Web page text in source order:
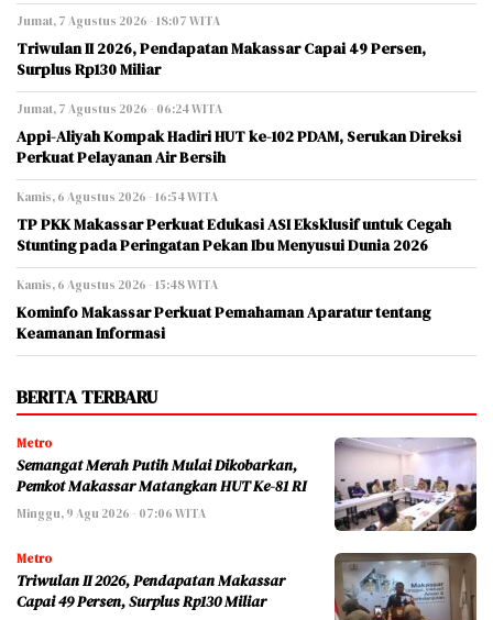
Jumat, 7 Agustus 2026 - 18:07 WITA
Triwulan II 2026, Pendapatan Makassar Capai 49 Persen,
Surplus Rp130 Miliar
Jumat, 7 Agustus 2026 - 06:24 WITA
Appi-Aliyah Kompak Hadiri HUT ke-102 PDAM, Serukan Direksi
Perkuat Pelayanan Air Bersih
Kamis, 6 Agustus 2026 - 16:54 WITA
TP PKK Makassar Perkuat Edukasi ASI Eksklusif untuk Cegah
Stunting pada Peringatan Pekan Ibu Menyusui Dunia 2026
Kamis, 6 Agustus 2026 - 15:48 WITA
Kominfo Makassar Perkuat Pemahaman Aparatur tentang
Keamanan Informasi
BERITA TERBARU
Metro
Semangat Merah Putih Mulai Dikobarkan,
Pemkot Makassar Matangkan HUT Ke-81 RI
Minggu, 9 Agu 2026 - 07:06 WITA
Metro
Triwulan II 2026, Pendapatan Makassar
Capai 49 Persen, Surplus Rp130 Miliar